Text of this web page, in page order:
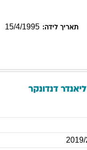
תאריך לידה: 15/4/1995
ליאנדר דנדונקר